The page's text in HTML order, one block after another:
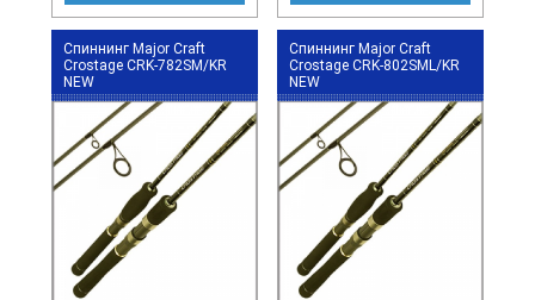
Спиннинг Major Craft
Crostage CRK-782SM/KR
NEW
Спиннинг Major Craft
Crostage CRK-802SML/KR
NEW